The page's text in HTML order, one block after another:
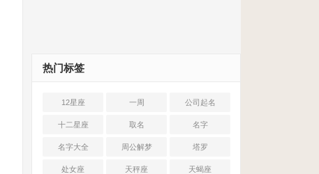
热门标签
12星座 一周 公司起名
十二星座 取名 名字
名字大全 周公解梦 塔罗
处女座 天秤座 天蝎座